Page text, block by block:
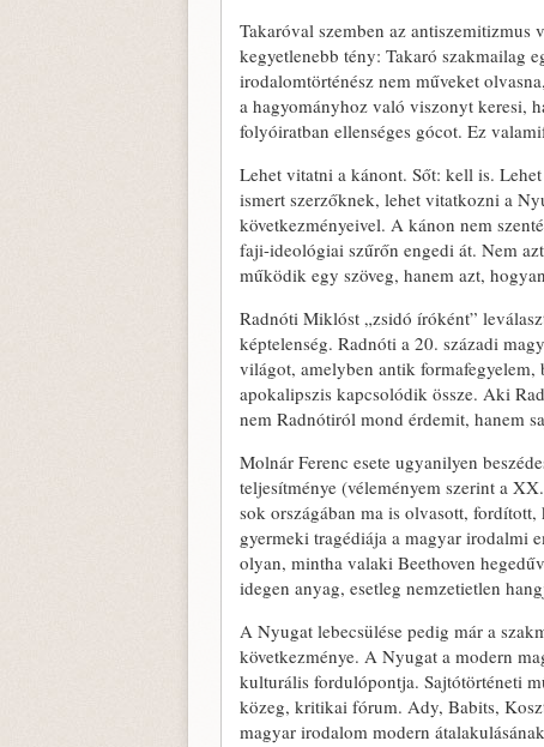
Takaróval szemben az antiszemitizmus
kegyetlenebb tény: Takaró szakmailag
irodalomtörténész nem műveket
a hagyományhoz való viszonyt keresi,
folyóiratban ellenséges gócot. Ez
Lehet vitatni a kánont. Sőt: kell is.
ismert szerzőknek, lehet vitatkozni a
következményeivel. A kánon nem
faji-ideológiai szűrőn engedi át. Nem
működik egy szöveg, hanem azt,
Radnóti Miklóst „zsidó íróként”
képtelenség. Radnóti a 20. századi
világot, amelyben antik formafegyelem,
apokalipszis kapcsolódik össze. Aki
nem Radnótiról mond érdemit, hanem
Molnár Ferenc esete ugyanilyen
teljesítménye (véleményem szerint a
sok országában ma is olvasott,
gyermeki tragédiája a magyar irodalmi
olyan, mintha valaki Beethoven
idegen anyag, esetleg nemzetietlen
A Nyugat lebecsülése pedig már a
következménye. A Nyugat a modern
kulturális fordulópontja. Sajtótörténeti
közeg, kritikai fórum. Ady, Babits,
magyar irodalom modern